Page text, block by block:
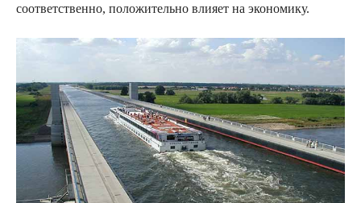
соответственно, положительно влияет на экономику.